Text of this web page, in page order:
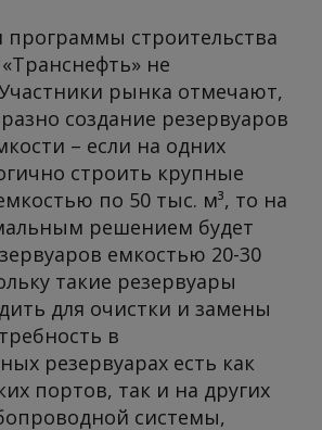
программы строительства
не
рынка отмечают,
создание резервуаров
– если на одних
строить крупные
по 50 тыс. м³, то на
решением будет
емкостью 20-30
такие резервуары
для очистки и замены
в
резервуарах есть как
портов, так и на других
системы,